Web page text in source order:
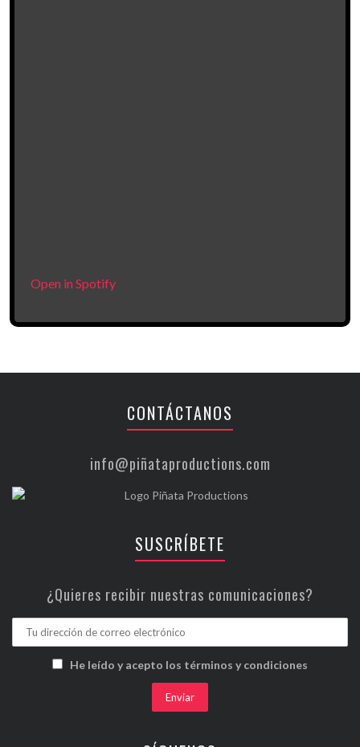
Open in Spotify
CONTÁCTANOS
info@piñataproductions.com
SUSCRÍBETE
¿Quieres recibir nuestras comunicaciones?
He leído y acepto los términos y condiciones